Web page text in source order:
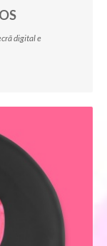
digital e